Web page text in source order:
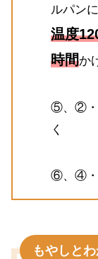
ルパン
温度
時間か
⑤、②・
く
⑥、④・
もやしと